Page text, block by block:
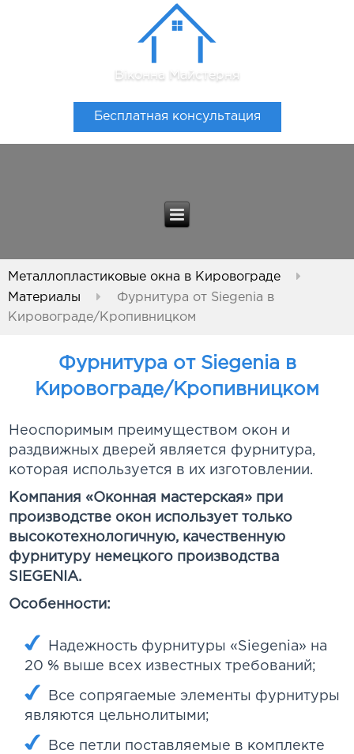
Віконна Майстерня
Бесплатная консультация
Металлопластиковые окна в Кировограде
Материалы
Фурнитура от Siegenia в
Кировограде/Кропивницком
Фурнитура от Siegenia в
Кировограде/Кропивницком
Неоспоримым преимуществом окон и
раздвижных дверей является фурнитура,
которая используется в их изготовлении.
Компания «Оконная мастерская» при
производстве окон использует только
высокотехнологичную, качественную
фурнитуру немецкого производства
SIEGENIA.
Особенности:
Надежность фурнитуры «Siegenia» на
20 % выше всех известных требований;
Все сопрягаемые элементы фурнитуры
являются цельнолитыми;
Все петли поставляемые в комплекте